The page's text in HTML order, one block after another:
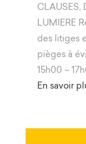
CLAUSES,
LUMIERE
des litiges
pièges à
15h00 –
En savoir